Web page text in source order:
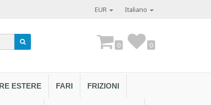
EUR Italiano
0 0
ESTERE FARI FRIZIONI